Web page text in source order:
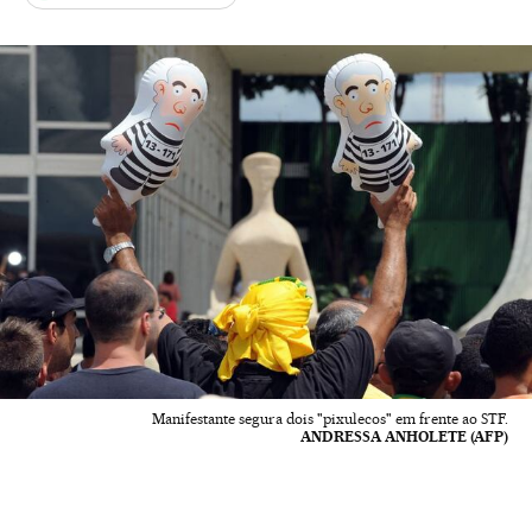
Manifestante segura dois "pixulecos" em frente ao STF.
ANDRESSA ANHOLETE (AFP)